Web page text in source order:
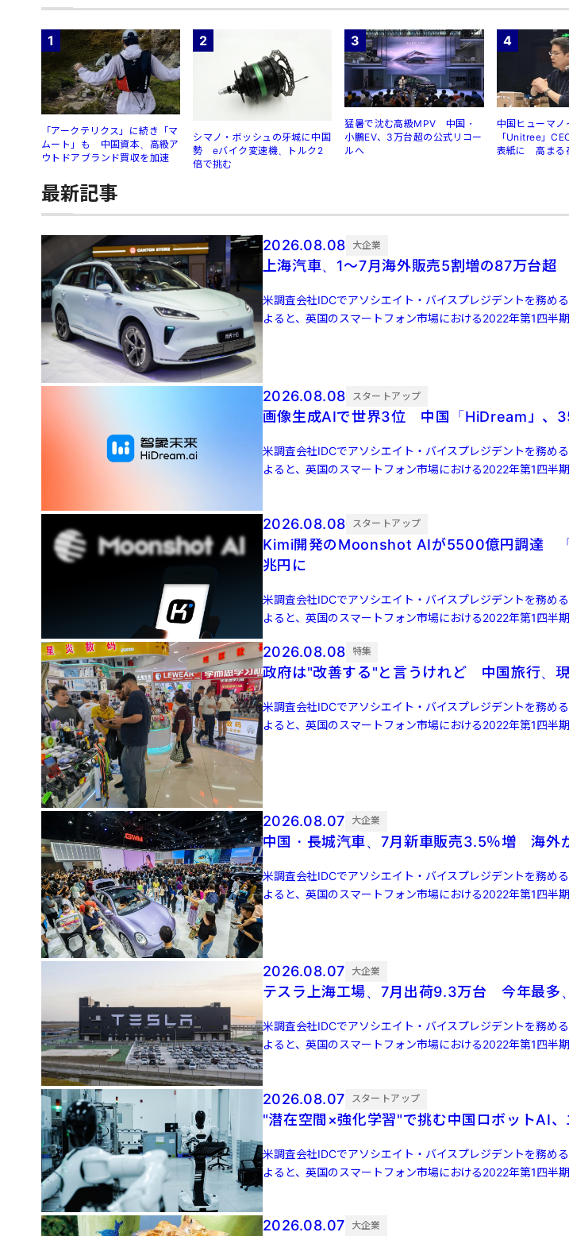
1
「アークテリクス」に続き「マ
ムート」も 中国資本、高級ア
ウトドアブランド買収を加速
2
シマノ・ボッシュの牙城に中国
勢 eバイク変速機、トルク2
倍で挑む
3
猛暑で沈む高級MPV 中国・
小鵬EV、3万台超の公式リコー
ルへ
4
中国ヒューマノ
「Unitree」
表紙に 高まる
最新記事
2026.08.08 大企業
上海汽車、1～7月海外販売5割増の87万台
米調査会社IDCでアソシエイト・バイスプレジデントを務め
よると、英国のスマートフォン市場における2022年第1四半
増 […]
2026.08.08 スタートアップ
画像生成AIで世界3位 中国「HiDream」、
米調査会社IDCでアソシエイト・バイスプレジデントを務め
よると、英国のスマートフォン市場における2022年第1四半
2026.08.08 スタートアップ
Kimi開発のMoonshot AIが5500億円調達
兆円に
米調査会社IDCでアソシエイト・バイスプレジデントを務め
よると、英国のスマートフォン市場における2022年第1四半
増 […]
2026.08.08 特集
政府は"改善する"と言うけれど 中国旅行、現
米調査会社IDCでアソシエイト・バイスプレジデントを務め
よると、英国のスマートフォン市場における2022年第1四半
増 […]
2026.08.07 大企業
中国・長城汽車、7月新車販売3.5％増 海外
米調査会社IDCでアソシエイト・バイスプレジデントを務め
よると、英国のスマートフォン市場における2022年第1四半
増 […]
2026.08.07 大企業
テスラ上海工場、7月出荷9.3万台 今年最多
米調査会社IDCでアソシエイト・バイスプレジデントを務め
よると、英国のスマートフォン市場における2022年第1四半
増 […]
2026.08.07 スタートアップ
"潜在空間×強化学習"で挑む中国ロボットAI
米調査会社IDCでアソシエイト・バイスプレジデントを務め
よると、英国のスマートフォン市場における2022年第1四半
増 […]
2026.08.07 大企業